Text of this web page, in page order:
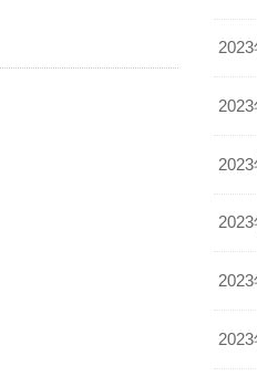
2023
2023
2023
2023
2023
2023